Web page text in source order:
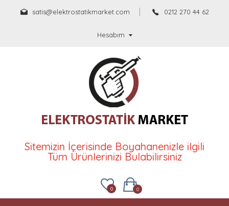
satis@elektrostatikmarket.com 0212 270 44 62
Hesabım
Sitemizin İçerisinde Boyahanenizle ilgili
Tüm Ürünlerinizi Bulabilirsiniz
0
0